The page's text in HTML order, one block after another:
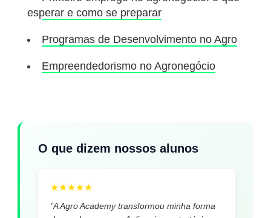
esperar e como se preparar
Programas de Desenvolvimento no Agro
Empreendedorismo no Agronegócio
O que dizem nossos alunos
★★★★★
"A Agro Academy transformou minha forma